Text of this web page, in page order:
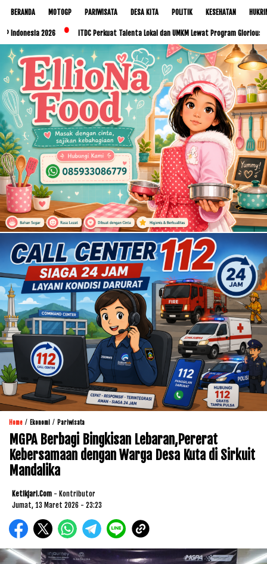
BERANDA MOTOGP PARIWISATA DESA KITA POLITIK KESEHATAN
ITDC Perkuat Talenta Lokal dan UMKM Lewat Program Glorious Golo Mori
Home / Ekonomi / Pariwisata
MGPA Berbagi Bingkisan Lebaran,Pererat
Kebersamaan dengan Warga Desa Kuta di Sirkuit
Mandalika
Ketikjari.com - Kontributor
Jumat, 13 Maret 2026 - 23:23